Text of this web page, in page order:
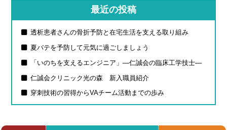
最近の投稿
透析患者さんの骨折予防と在宅生活を支える取り組み
夏バテを予防して元気に過ごしましょう
「いのちを支えるエンジニア」―仁誠会の臨床工学技士―
仁誠会クリニック光の森 新入職員紹介
穿刺技術の習得からVAチーム活動までの歩み